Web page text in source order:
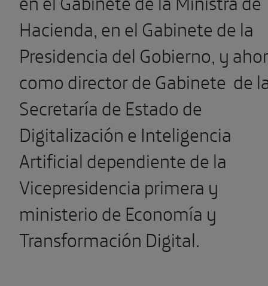
Hacienda, en el Gabinete de la
Presidencia del Gobierno, y
como director de Gabinete de
Secretaría de Estado de
Digitalización e Inteligencia
Artificial dependiente de la
Vicepresidencia primera y
ministerio de Economía y
Transformación Digital.